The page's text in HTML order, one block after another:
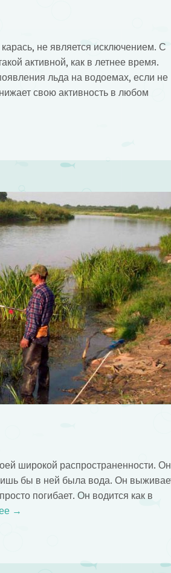
не является исключением. С
активной, как в летнее время.
льда на водоемах, если не
свою активность в любом
широкой распространенности. Он
бы в ней была вода. Он
погибает. Он водится как в
→